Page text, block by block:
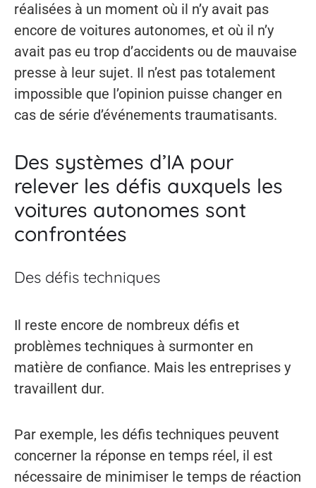
réalisées à un moment où il n’y avait pas
encore de voitures autonomes, et où il n’y
avait pas eu trop d’accidents ou de mauvaise
presse à leur sujet. Il n’est pas totalement
impossible que l’opinion puisse changer en
cas de série d’événements traumatisants.
Des systèmes d’IA pour
relever les défis auxquels les
voitures autonomes sont
confrontées
Des défis techniques
Il reste encore de nombreux défis et
problèmes techniques à surmonter en
matière de confiance. Mais les entreprises y
travaillent dur.
Par exemple, les défis techniques peuvent
concerner la réponse en temps réel, il est
nécessaire de minimiser le temps de réaction